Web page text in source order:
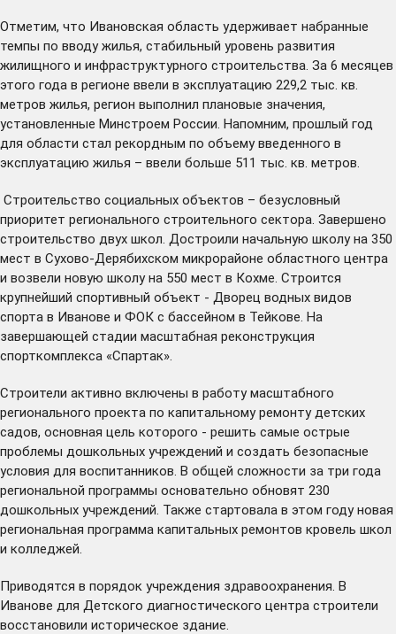
Отметим, что Ивановская область удерживает набранные
темпы по вводу жилья, стабильный уровень развития
жилищного и инфраструктурного строительства. За 6 месяцев
этого года в регионе ввели в эксплуатацию 229,2 тыс. кв.
метров жилья, регион выполнил плановые значения,
установленные Минстроем России. Напомним, прошлый год
для области стал рекордным по объему введенного в
эксплуатацию жилья – ввели больше 511 тыс. кв. метров.
Строительство социальных объектов – безусловный
приоритет регионального строительного сектора. Завершено
строительство двух школ. Достроили начальную школу на 350
мест в Сухово-Дерябихском микрорайоне областного центра
и возвели новую школу на 550 мест в Кохме. Строится
крупнейший спортивный объект - Дворец водных видов
спорта в Иванове и ФОК с бассейном в Тейкове. На
завершающей стадии масштабная реконструкция
спорткомплекса «Спартак».
Строители активно включены в работу масштабного
регионального проекта по капитальному ремонту детских
садов, основная цель которого - решить самые острые
проблемы дошкольных учреждений и создать безопасные
условия для воспитанников. В общей сложности за три года
региональной программы основательно обновят 230
дошкольных учреждений. Также стартовала в этом году новая
региональная программа капитальных ремонтов кровель школ
и колледжей.
Приводятся в порядок учреждения здравоохранения. В
Иванове для Детского диагностического центра строители
восстановили историческое здание.